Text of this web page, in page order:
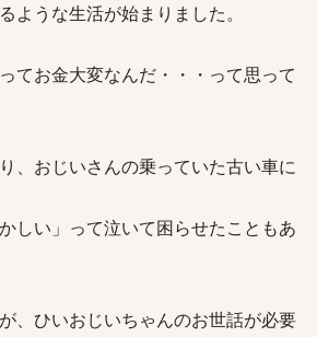
ような生活が始まりました。
てお金大変なんだ・・・って思って
、おじいさんの乗っていた古い車に
しい」って泣いて困らせたこともあ
、ひいおじいちゃんのお世話が必要